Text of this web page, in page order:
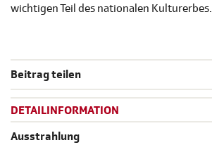
wichtigen Teil des nationalen Kulturerbes.
Beitrag teilen
DETAILINFORMATION
Ausstrahlung